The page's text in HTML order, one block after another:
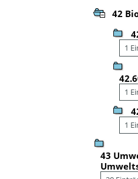
42
1
1
1
43